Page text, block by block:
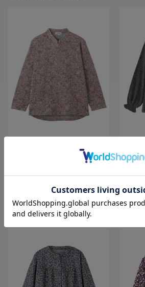
【あったか】【ゆったり】裏起毛ロ
長め／名前が書ける／名前記入欄付
／洗濯機OK／前ポケット／おしゃれ
／ギフト／プレゼント【CF】
価格 4,378 円 （税込）
【秋冬】
め／名
ゼント／
価格